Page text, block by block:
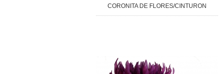
CORONITA DE FLORES/CINTURON